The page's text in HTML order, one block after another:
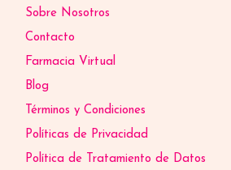
Sobre Nosotros
Contacto
Farmacia Virtual
Blog
Términos y Condiciones
Políticas de Privacidad
Política de Tratamiento de Datos